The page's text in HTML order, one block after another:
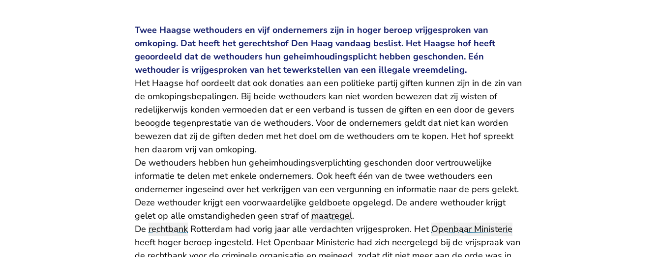
Twee Haagse wethouders en vijf ondernemers zijn in hoger beroep vrijgesproken van
omkoping. Dat heeft het gerechtshof Den Haag vandaag beslist. Het Haagse hof heeft
geoordeeld dat de wethouders hun geheimhoudingsplicht hebben geschonden. Eén
wethouder is vrijgesproken van het tewerkstellen van een illegale vreemdeling.
Het Haagse hof oordeelt dat ook donaties aan een politieke partij giften kunnen zijn in de zin van
de omkopingsbepalingen. Bij beide wethouders kan niet worden bewezen dat zij wisten of
redelijkerwijs konden vermoeden dat er een verband is tussen de giften en een door de gevers
beoogde tegenprestatie van de wethouders. Voor de ondernemers geldt dat niet kan worden
bewezen dat zij de giften deden met het doel om de wethouders om te kopen. Het hof spreekt
hen daarom vrij van omkoping.
De wethouders hebben hun geheimhoudingsverplichting geschonden door vertrouwelijke
informatie te delen met enkele ondernemers. Ook heeft één van de twee wethouders een
ondernemer ingeseind over het verkrijgen van een vergunning en informatie naar de pers gelekt.
Deze wethouder krijgt een voorwaardelijke geldboete opgelegd. De andere wethouder krijgt
gelet op alle omstandigheden geen straf ofmaatregel.
De rechtbank Rotterdam had vorig jaar alle verdachten vrijgesproken. HetOpenbaar Ministerie
heeft hoger beroep ingesteld. Het Openbaar Ministerie had zich neergelegd bij de vrijspraak van